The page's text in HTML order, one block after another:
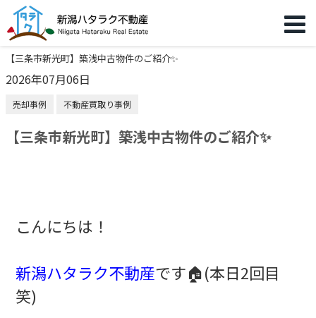
【三条市新光町】築浅中古物件のご紹介✨
2026年07月06日
売却事例 不動産買取り事例
【三条市新光町】築浅中古物件のご紹介✨
こんにちは！
新潟ハタラク不動産です🏠(本日2回目
笑)